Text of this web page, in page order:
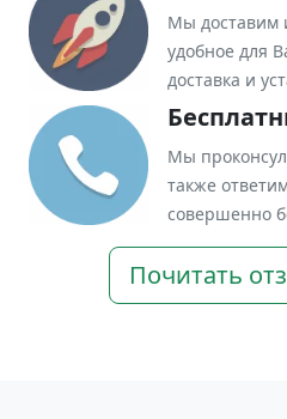
Мы доставим
удобное для
доставка и
Мы
также
совершенно
Почитать